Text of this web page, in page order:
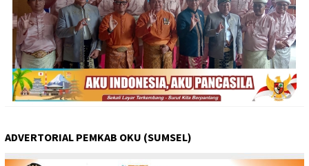
ADVERTORIAL PEMKAB OKU (SUMSEL)